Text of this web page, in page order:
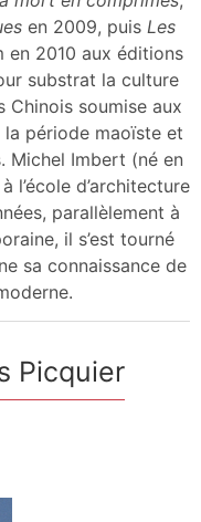
en 2009, puis Les
en 2010 aux éditions
substrat la culture
Chinois soumise aux
période maoïste et
Michel Imbert (né en
l’école d’architecture
parallèlement à
il s’est tourné
sa connaissance de
Picquier